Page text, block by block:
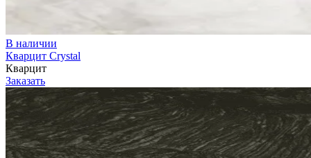
В наличии
Кварцит Crystal
Кварцит
Заказать